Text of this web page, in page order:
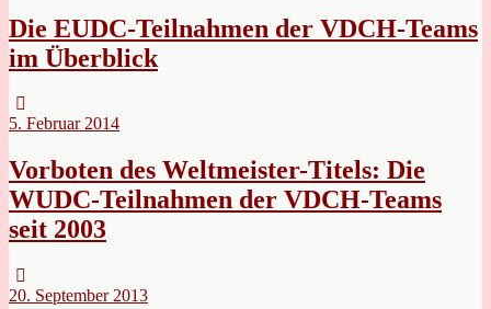
Die EUDC-Teilnahmen der VDCH-Teams
im Überblick
5. Februar 2014
Vorboten des Weltmeister-Titels: Die
WUDC-Teilnahmen der VDCH-Teams
seit 2003
20. September 2013